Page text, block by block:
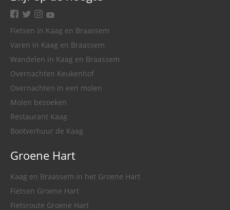
facebook
twitterinstagram
youtube
Fietsen in Kaag en Braassem
Varen in Kaag en Braassem
Wandelen in Kaag en Braassem
Overnachten Keukenhof
Overnachten in een molen
Molen bezoeken
Restaurant Kaag
Bootverhuur de Kaag
Groene Hart
Kaag en Braassem in het Groene Hart
Fietsen Groene Hart
Fietsroute Groene Hart